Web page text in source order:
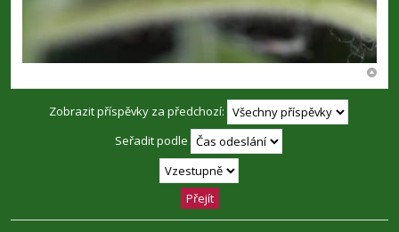
Zobrazit příspěvky za předchozí:
Seřadit podle